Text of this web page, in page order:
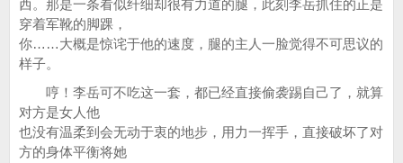
西。那是一条看似纤细却很有力道的腿，此刻李岳抓住的正是
穿着军靴的脚踝，
你……大概是惊诧于他的速度，腿的主人一脸觉得不可思议的
样子。
哼！李岳可不吃这一套，都已经直接偷袭踢自己了，就算
对方是女人他
也没有温柔到会无动于衷的地步，用力一挥手，直接破坏了对
方的身体平衡将她